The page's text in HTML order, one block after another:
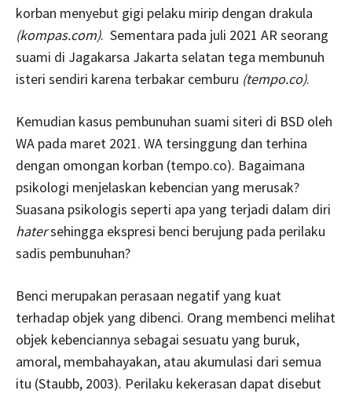
korban menyebut gigi pelaku mirip dengan drakula
(kompas.com). Sementara pada juli 2021 AR seorang
suami di Jagakarsa Jakarta selatan tega membunuh
isteri sendiri karena terbakar cemburu (tempo.co).
Kemudian kasus pembunuhan suami siteri di BSD oleh
WA pada maret 2021. WA tersinggung dan terhina
dengan omongan korban (tempo.co). Bagaimana
psikologi menjelaskan kebencian yang merusak?
Suasana psikologis seperti apa yang terjadi dalam diri
hatersehingga ekspresi benci berujung pada perilaku
sadis pembunuhan?
Benci merupakan perasaan negatif yang kuat
terhadap objek yang dibenci. Orang membenci melihat
objek kebenciannya sebagai sesuatu yang buruk,
amoral, membahayakan, atau akumulasi dari semua
itu (Staubb, 2003). Perilaku kekerasan dapat disebut